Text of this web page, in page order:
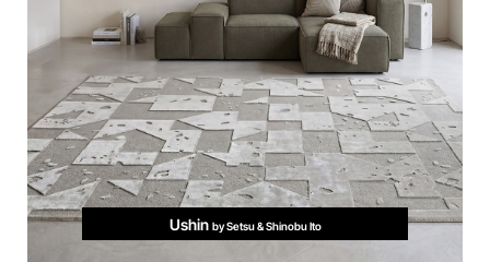
Ushin by Setsu & Shinobu Ito